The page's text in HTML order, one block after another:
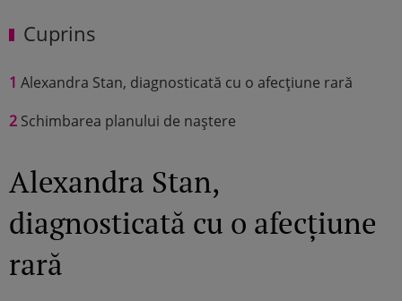
Cuprins
1 Alexandra Stan, diagnosticată cu o afecțiune rară
2 Schimbarea planului de naștere
Alexandra Stan,
diagnosticată cu o afecțiune
rară